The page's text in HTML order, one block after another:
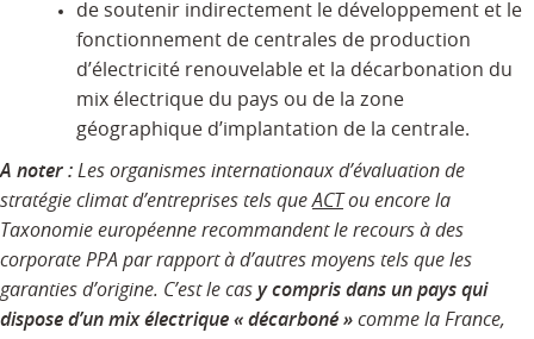
de soutenir indirectement le développement et le
fonctionnement de centrales de production
d’électricité renouvelable et la décarbonation du
mix électrique du pays ou de la zone
géographique d’implantation de la centrale.
A noter : Les organismes internationaux d’évaluation de
stratégie climat d’entreprises tels queACT ou encore la
Taxonomie européenne recommandent le recours à des
corporate PPA par rapport à d’autres moyens tels que les
garanties d’origine. C’est le cas y compris dans un pays qui
dispose d’un mix électrique « décarboné » comme la France,